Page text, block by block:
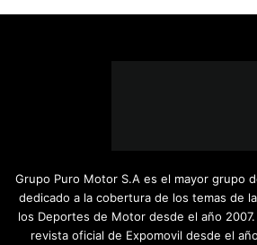
Grupo Puro Motor S.A es el mayor grupo
dedicado a la cobertura de los temas de
los Deportes de Motor desde el año
revista oficial de Expomovil desde el